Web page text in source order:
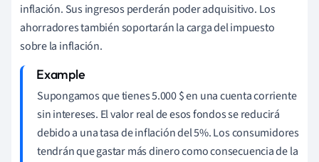
inflación. Sus ingresos perderán poder adquisitivo. Los
ahorradores también soportarán la carga del impuesto
sobre la inflación.
Supongamos que tienes 5.000 $ en una cuenta corriente
sin intereses. El valor real de esos fondos se reducirá
debido a una tasa de inflación del 5%. Los consumidores
tendrán que gastar más dinero como consecuencia de la